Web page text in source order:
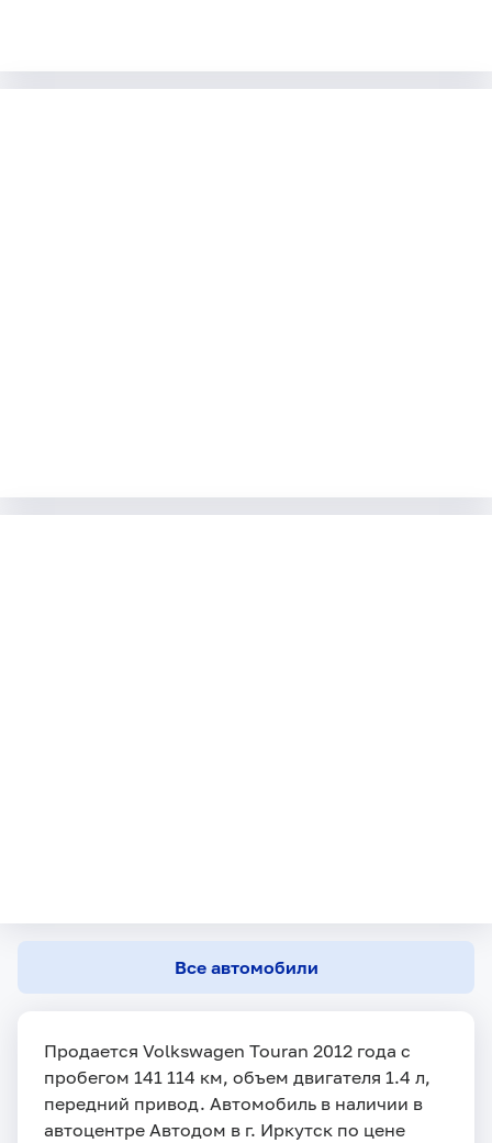
Все автомобили
Продается Volkswagen Touran 2012 года с
пробегом 141 114 км, объем двигателя 1.4 л,
передний привод. Автомобиль в наличии в
автоцентре Автодом в г. Иркутск по цене